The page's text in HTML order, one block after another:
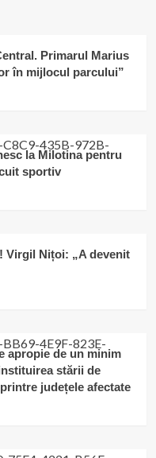
Primarul Marius
în mijlocul parcului”
la Milotina pentru
sportiv
Virgil Nițoi: „A devenit
apropie de un minim
stării de
județele afectate